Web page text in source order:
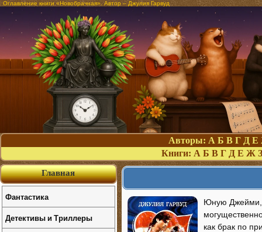
Оглавление книги «Новобрачная». Автор – Джулия Гарвуд
Авторы: А Б В Г Д Е
Книги: А Б В Г Д Е Ж З
Юную Джейми,
как брак по
Главная
Фантастика
Детективы и Триллеры